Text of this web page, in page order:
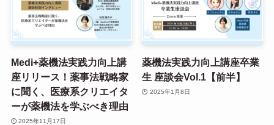
Medi+薬機法実践力向上講
座リリース！薬事法戦略家
に聞く、医療系クリエイタ
ーが薬機法を学ぶべき理由
2025年11月17日
薬機法実践力向上講座卒業
生 座談会Vol.1【前半】
2025年1月8日